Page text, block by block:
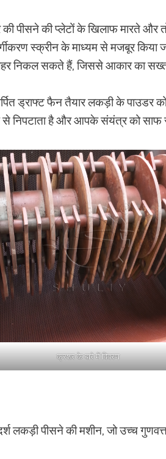
की पीसने की प्लेटों के खिलाफ मारते और
स्क्रीन के माध्यम से मजबूर किया
निकल सकते हैं, जिससे आकार का
ड्राफ्ट फैन तैयार लकड़ी के पाउडर
से निपटाता है और आपके संयंत्र को साफ
क्रशर के बारे में विवरण
लकड़ी पीसने की मशीन, जो उच्च